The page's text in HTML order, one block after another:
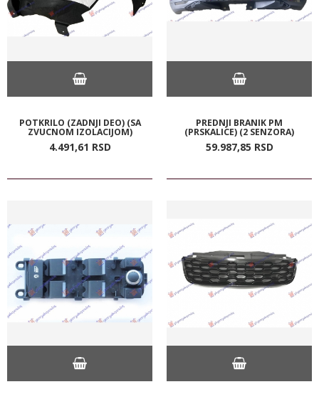
POTKRILO (ZADNJI DEO) (SA
ZVUCNOM IZOLACIJOM)
4.491,61 RSD
PREDNJI BRANIK PM
(PRSKALICE) (2 SENZORA)
59.987,85 RSD